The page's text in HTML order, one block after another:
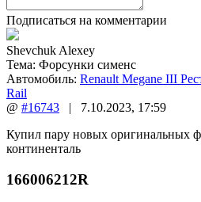
Подписаться на комментарии
Shevchuk Alexey
Тема: Форсунки сименс
Автомобиль: Renault Megane III
Rail
@ #16743 | 7.10.2023, 17:59
Купил пару новых оригинальных
континенталь
166006212R